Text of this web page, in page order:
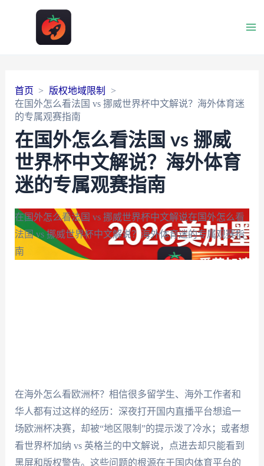
首页
版权地域限制
在国外怎么看法国 vs 挪威世界杯中文解说？海外体育迷
的专属观赛指南
在国外怎么看法国 vs 挪威
世界杯中文解说？海外体育
迷的专属观赛指南
在国外怎么看法国 vs 挪威世界杯中文解说在国外怎么
看法国 vs 挪威世界杯中文解说？海外体育迷的专属观
赛指南
在海外怎么看欧洲杯？相信很多留学生、海外工作者和
华人都有过这样的经历：深夜打开国内直播平台想追一
场欧洲杯决赛，却被“地区限制”的提示泼了冷水；或者想
看世界杯加纳 vs 英格兰的中文解说，点进去却只能看到
黑屏和版权警告。这些问题的根源在于国内体育平台的